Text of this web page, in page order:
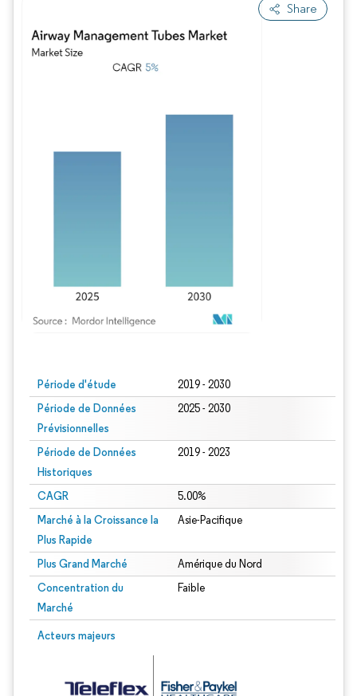
Share
Période d'étude 2019 - 2030
Période de Données
Prévisionnelles
2025 - 2030
Période de Données
Historiques
2019 - 2023
CAGR 5.00%
Marché à la Croissance la
Plus Rapide
Asie-Pacifique
Plus Grand Marché Amérique du Nord
Concentration du
Marché
Faible
Acteurs majeurs